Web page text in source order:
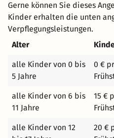
historischen
Kivelinge erleben können. Und für diejenigen, die die
Schönheiten der Natur in
sowohl der Dortmund-Ems-
Radtour auf perfekt
Meter entfernt, als auch die
einer Kanutour vom 500m
entdecken kann, schnell erreichbar.
ZEIT FÜR EINEN HOPFEN-SMOOTHIE?! In
einer schönen Tour an der
Gerne können Sie dieses
Kinder erhalten die unten
Verpflegungsleistungen.
Alter
alle Kinder von 0 bis
5 Jahre
0 €
alle Kinder von 6 bis
11 Jahre
15 €
alle Kinder von 12
20 €